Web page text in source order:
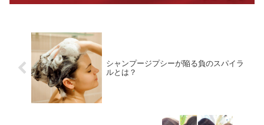
シャンプージプシーが陥る負のスパイラ
ルとは？